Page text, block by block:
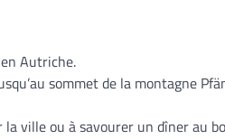
Autriche.
sommet de la montagne
la ville ou à savourer un dîner au